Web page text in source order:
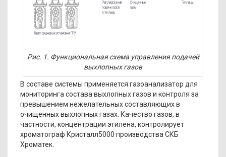
Рис. 1. Функциональная схема управления подачей
выхлопных газов
В составе системы применяется газоанализатор для
мониторинга состава выхлопных газов и контроля за
превышением нежелательных составляющих в
очищенных выхлопных газах. Качество газов, в
частности, концентрации этилена, контролирует
хроматограф Кристалл5000 производства СКБ
Хроматек.